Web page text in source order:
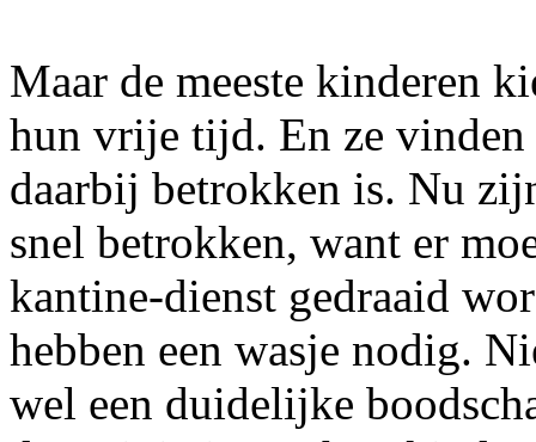
Maar de meeste kinderen
hun vrije tijd. En ze
daarbij betrokken is. Nu
snel betrokken, want er
kantine-dienst gedraaid
hebben een wasje nodig.
wel een duidelijke